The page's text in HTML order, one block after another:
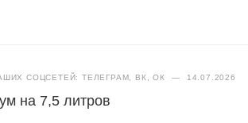
СОЦСЕТЕЙ: ТЕЛЕГРАМ, ВК, ОК — 14.07.2026
на 7,5 литров